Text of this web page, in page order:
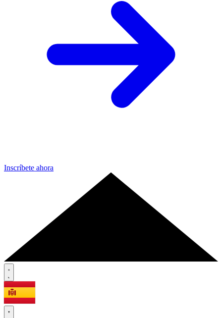
Inscríbete ahora